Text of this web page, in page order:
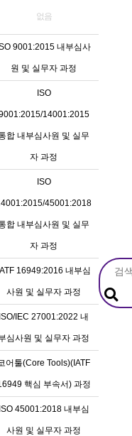
없음
9001:2015 내부심사
원 및 실무자 과정
ISO
14001:2015
합 내부심사원 및 실무
자 과정
ISO
45001:2018
합 내부심사원 및 실무
자 과정
16949:2016 내부심
사원 및 실무자 과정
IEC 27001:2022 내
심사원 및 실무자 과정
어툴(Core Tools)(IATF
핵심 부속서) 과정
45001:2018 내부심
사원 및 실무자 과정